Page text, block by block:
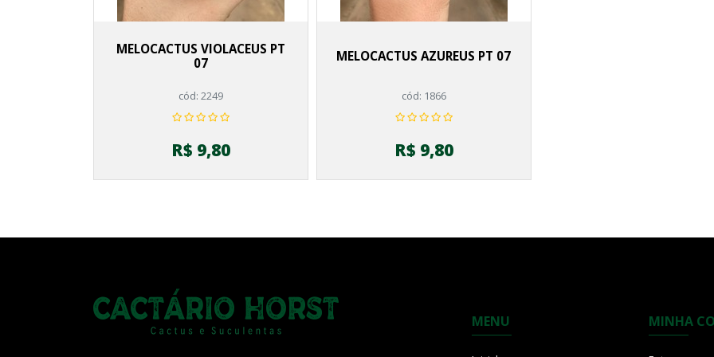
MELOCACTUS VIOLACEUS PT
07
cód: 2249
R$ 9,80
MELOCACTUS AZUREUS PT 07
cód: 1866
R$ 9,80
MENU MINHA